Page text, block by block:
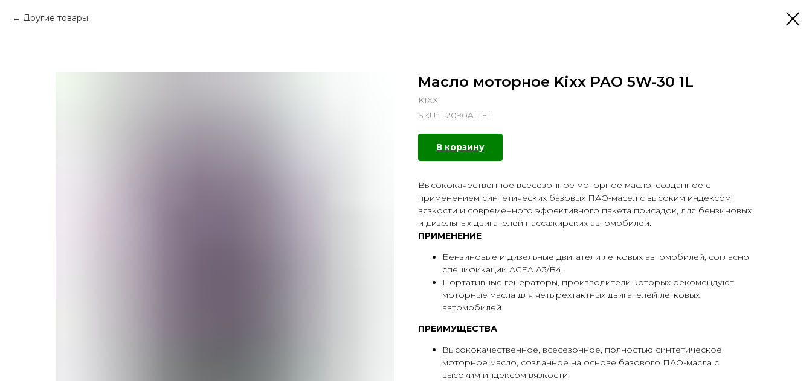
Другие товары
Масло моторное Kixx PAO 5W-30 1L
KIXX
SKU: L2090AL1E1
В корзину
Высококачественное всесезонное моторное масло, созданное с
применением синтетических базовых ПАО-масел с высоким индексом
вязкости и современного эффективного пакета присадок, для бензиновых
и дизельных двигателей пассажирских автомобилей.
ПРИМЕНЕНИЕ
Бензиновые и дизельные двигатели легковых автомобилей, согласно
спецификации ACEA A3/B4.
Портативные генераторы, производители которых рекомендуют
моторные масла для четырехтактных двигателей легковых
автомобилей.
ПРЕИМУЩЕСТВА
Высококачественное, всесезонное, полностью синтетическое
моторное масло, созданное на основе базового ПАО-масла с
высоким индексом вязкости.